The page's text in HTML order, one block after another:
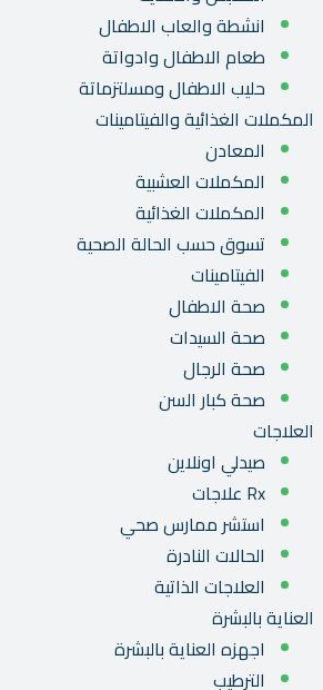
انشطة والعاب الاطفال
طعام الاطفال وادواتة
حليب الاطفال ومسلتزماتة
المكملات الغذائية والفيتامينات
المعادن
المكملات العشبية
المكملات الغذائية
تسوق حسب الحالة الصحية
الفيتامينات
صحة الاطفال
صحة السيدات
صحة الرجال
صحة كبار السن
العلاجات
صيدلي اونلاين
Rx علاجات
استشر ممارس صحي
الحالات النادرة
العلاجات الذاتية
العناية بالبشرة
اجهزه العناية بالبشرة
الترطيب